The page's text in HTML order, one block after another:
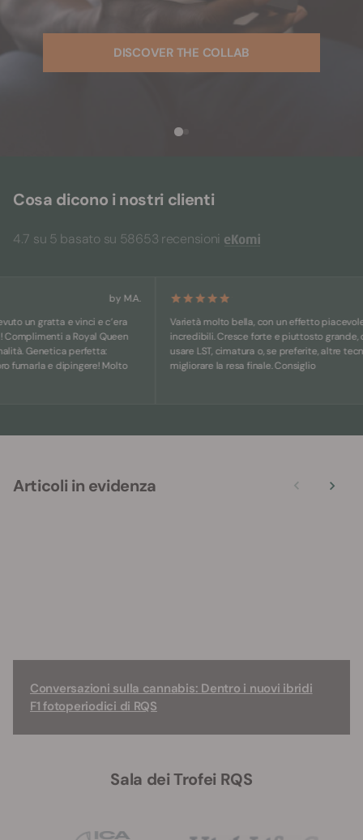
DISCOVER THE COLLAB
Cosa dicono i nostri clienti
4.7 su 5 basato su 58653 recensioni
by M.A.
gratta e vinci e c’era
a Royal Queen
Genetica perfetta:
e dipingere! Molto
Varietà molto bella, con un effetto piacevole e
incredibili. Cresce forte e piuttosto grande,
usare LST, cimatura o, se preferite, altre
migliorare la resa finale. Consiglio
Articoli in evidenza
Conversazioni sulla cannabis: Dentro i nuovi ibridi
F1 fotoperiodici di RQS
Sala dei Trofei RQS